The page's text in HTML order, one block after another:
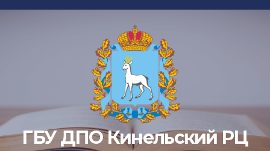
Перейти
ГБУ ДПО Кинельский РЦ